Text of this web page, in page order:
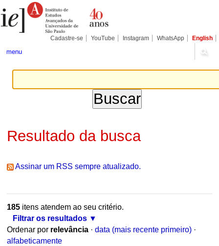
para
conteúdo.
Pessoais
Cadastre-se YouTube Instagram WhatsApp English
menu
Resultado da busca
Assinar um RSS sempre atualizado.
185itens atendem ao seu critério.
Filtrar os resultados
Ordenar por relevância · data (mais recente primeiro) ·
alfabeticamente